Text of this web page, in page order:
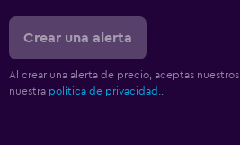
Crear una alerta
Al crear una alerta de precio, aceptas nuestros
nuestra política de privacidad.